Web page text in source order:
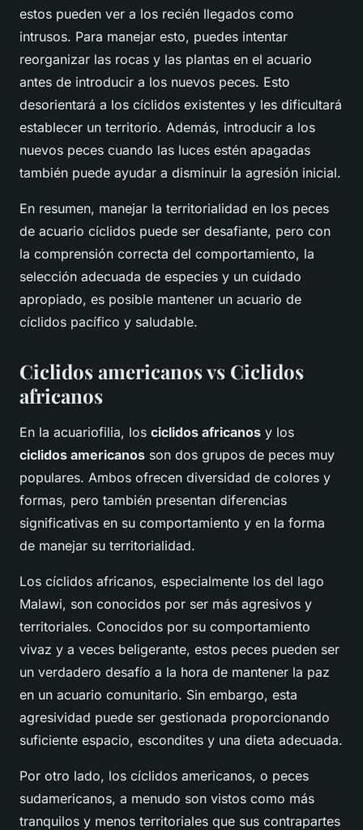
estos pueden ver a los recién llegados como
intrusos. Para manejar esto, puedes intentar
reorganizar las rocas y las plantas en el acuario
antes de introducir a los nuevos peces. Esto
desorientará a los cíclidos existentes y les dificultará
establecer un territorio. Además, introducir a los
nuevos peces cuando las luces estén apagadas
también puede ayudar a disminuir la agresión inicial.
En resumen, manejar la territorialidad en los peces
de acuario cíclidos puede ser desafiante, pero con
la comprensión correcta del comportamiento, la
selección adecuada de especies y un cuidado
apropiado, es posible mantener un acuario de
cíclidos pacífico y saludable.
Ciclidos americanos vs Ciclidos
africanos
En la acuariofilia, los ciclidos africanos y los
ciclidos americanos son dos grupos de peces muy
populares. Ambos ofrecen diversidad de colores y
formas, pero también presentan diferencias
significativas en su comportamiento y en la forma
de manejar su territorialidad.
Los cíclidos africanos, especialmente los del lago
Malawi, son conocidos por ser más agresivos y
territoriales. Conocidos por su comportamiento
vivaz y a veces beligerante, estos peces pueden ser
un verdadero desafío a la hora de mantener la paz
en un acuario comunitario. Sin embargo, esta
agresividad puede ser gestionada proporcionando
suficiente espacio, escondites y una dieta adecuada.
Por otro lado, los cíclidos americanos, o peces
sudamericanos, a menudo son vistos como más
tranquilos y menos territoriales que sus contrapartes